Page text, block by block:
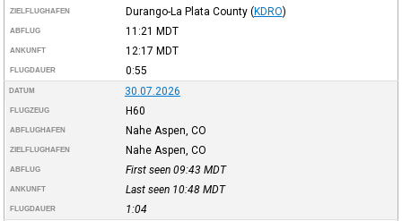
ZIELFLUGHAFEN Durango-La Plata County (KDRO)
ABFLUG 11:21 MDT
ANKUNFT 12:17 MDT
FLUGDAUER 0:55
DATUM 30.07.2026
FLUGZEUG H60
ABFLUGHAFEN Nahe Aspen, CO
ZIELFLUGHAFEN Nahe Aspen, CO
ABFLUG First seen 09:43 MDT
ANKUNFT Last seen 10:48 MDT
FLUGDAUER 1:04